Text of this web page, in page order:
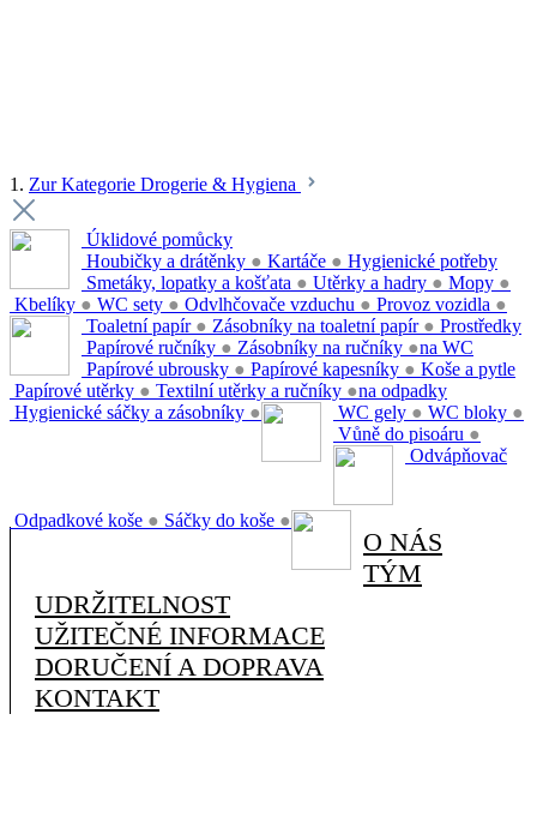
1. Zur Kategorie Drogerie & Hygiena
Úklidové pomůcky
Houbičky a drátěnky ● Kartáče ●
Smetáky, lopatky a košťata ● Utěrky a hadry ● Mopy ●
Kbelíky ● WC sety ● Odvlhčovače vzduchu ● Provoz vozidla ●
Hygienické potřeby
Toaletní papír ● Zásobníky na toaletní papír ●
Papírové ručníky ● Zásobníky na ručníky ●
Papírové ubrousky ● Papírové kapesníky ●
Papírové utěrky ● Textilní utěrky a ručníky ●
Hygienické sáčky a zásobníky ●
Prostředky
na WC
WC gely ● WC bloky ●
Vůně do pisoáru ●
Koše a pytle
na odpadky
Odpadkové koše ● Sáčky do koše ●
Odvápňovač
O NÁS
TÝM
UDRŽITELNOST
UŽITEČNÉ INFORMACE
DORUČENÍ A DOPRAVA
KONTAKT